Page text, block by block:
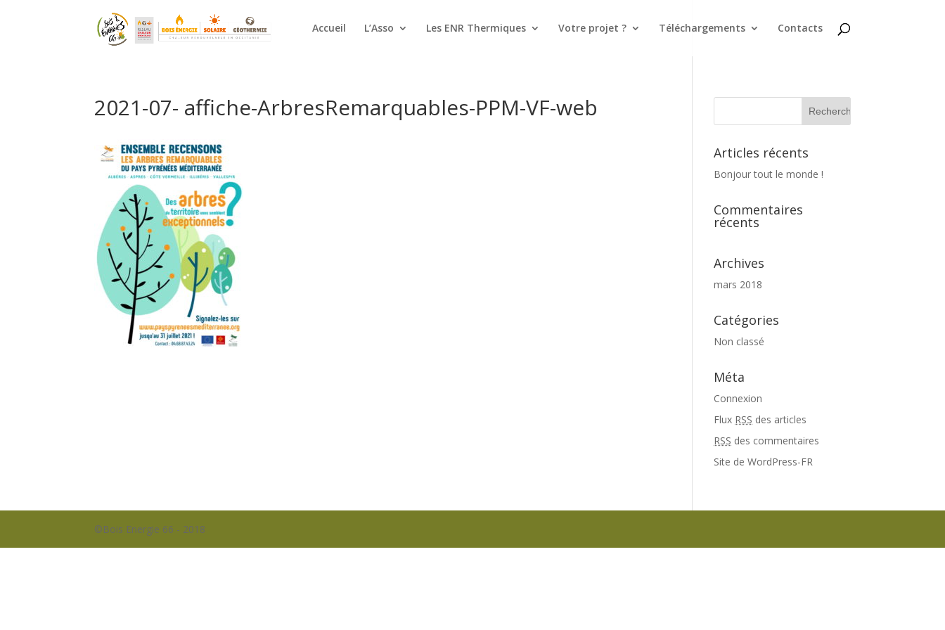
Accueil L’Asso Les ENR Thermiques Votre projet ? Téléchargements Contacts
2021-07- affiche-ArbresRemarquables-PPM-VF-web
Articles récents
Bonjour tout le monde !
Commentaires
récents
Archives
mars 2018
Catégories
Non classé
Méta
Connexion
Flux RSS des articles
RSS des commentaires
Site de WordPress-FR
©Bois Energie 66 - 2018